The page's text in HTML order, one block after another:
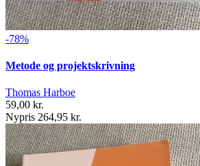
-78%
Metode og projektskrivning
Thomas Harboe
59,00 kr.
Nypris 264,95 kr.